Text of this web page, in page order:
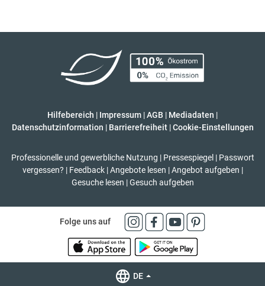
Hilfebereich | Impressum |AGB | Mediadaten |
Datenschutzinformation | Barrierefreiheit | Cookie-Einstellungen
Professionelle und gewerbliche Nutzung | Pressespiegel | Passwort
vergessen? | Feedback | Angebote lesen | Angebot aufgeben |
Gesuche lesen | Gesuch aufgeben
Folge uns auf
DE